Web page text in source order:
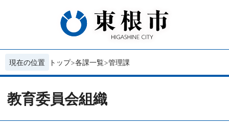
現在の位置 トップ 各課一覧 管理課
教育委員会組織